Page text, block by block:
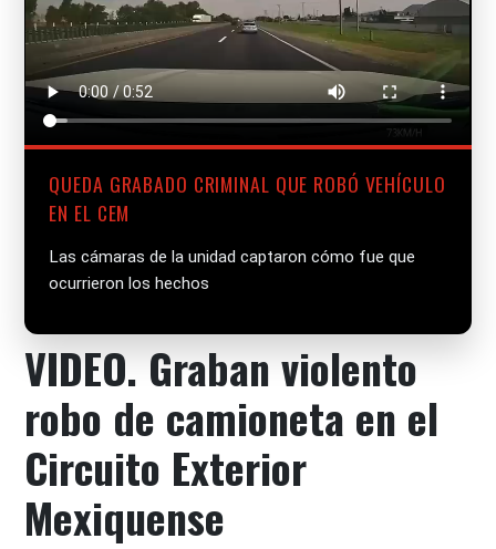
QUEDA GRABADO CRIMINAL QUE ROBÓ VEHÍCULO
EN EL CEM
Las cámaras de la unidad captaron cómo fue que
ocurrieron los hechos
VIDEO. Graban violento
robo de camioneta en el
Circuito Exterior
Mexiquense